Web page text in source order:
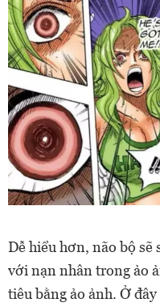
Dễ hiểu hơn, não bộ sẽ
với nạn nhân trong ảo
tiêu bằng ảo ảnh. Ở